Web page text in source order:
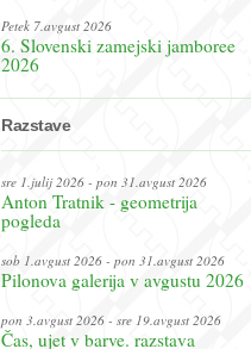
Petek 7.avgust 2026
6. Slovenski zamejski jamboree
2026
Razstave
sre 1.julij 2026 - pon 31.avgust 2026
Anton Tratnik - geometrija
pogleda
sob 1.avgust 2026 - pon 31.avgust 2026
Pilonova galerija v avgustu 2026
pon 3.avgust 2026 - sre 19.avgust 2026
Čas, ujet v barve. razstava